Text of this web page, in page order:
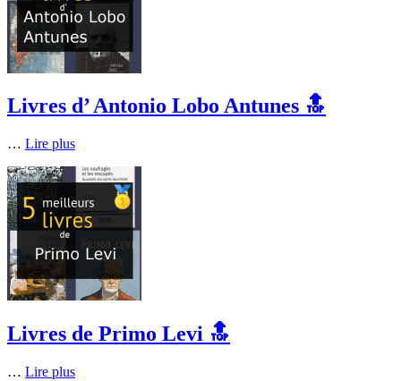
Livres d’ Antonio Lobo Antunes 🔝
… Lire plus
Livres de Primo Levi 🔝
… Lire plus